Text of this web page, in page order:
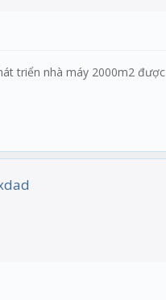
triển nhà máy 2000m2